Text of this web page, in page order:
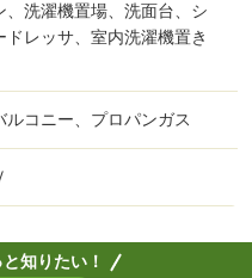
、洗濯機置場、洗面台、シ
ドレッサ、室内洗濯機置き
ルコニー、プロパンガス
知りたい！